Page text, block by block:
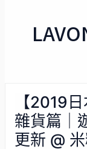
【2019
雜貨篇｜
更新 @
【2019
日
本